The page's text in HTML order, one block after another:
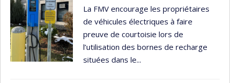
La FMV encourage les propriétaires
de véhicules électriques à faire
preuve de courtoisie lors de
l’utilisation des bornes de recharge
situées dans le...